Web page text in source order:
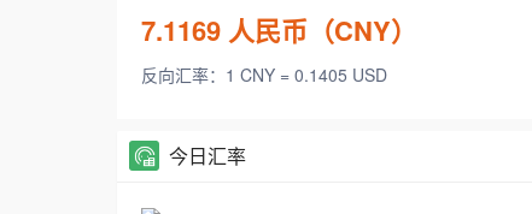
7.1169 人民币（CNY）
反向汇率：1 CNY = 0.1405 USD
今日汇率